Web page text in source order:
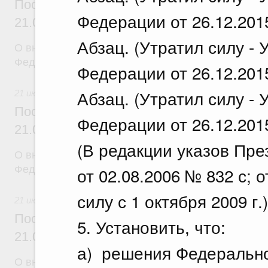
Федерации от
Абзац. (Утратил силу -
Федерации от
Абзац. (Утратил силу -
Федерации от
(В редакции указов
от 02.08.2006 № 832 с;
силу с 1 октября 2009 г.)
5. Установить, что:
а) решения
Постановление Правительства
21.07.2026 г. № 918
О внесении изменений в постановление
Постановление Правительства
21.07.2026 г. № 920
О внесении изменений в постановление
Федерации от 30 сентября 2021 г. № 1661
Постановление Правительства
21.07.2026 г. № 919
О внесении изменения в постановление